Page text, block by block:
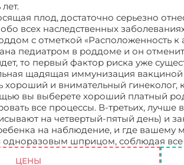
плод, достаточно серьезно
всех наследственных
с отметкой «Расположенность
педиатром в роддоме и он
то первый фактор риска уже
щадящая иммунизация
хороший и внимательный
вы выберете хороший платный
все процессы. В-третьих, лучше
на четвертый-пятый день) и
на наблюдение, и где вашему
шприцом, соблюдая
ЦЕНЫ